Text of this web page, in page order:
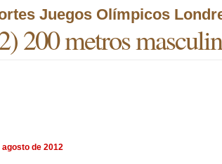
Juegos Olímpicos
200 metros
agosto de 2012